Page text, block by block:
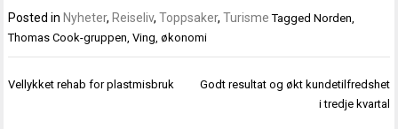
Posted in Nyheter, Reiseliv,Toppsaker,Turisme TaggedNorden,
Thomas Cook-gruppen,Ving,økonomi
Innleggsnavigasjon
Vellykket rehab for plastmisbruk
Godt resultat og økt kundetilfredshet
i tredje kvartal